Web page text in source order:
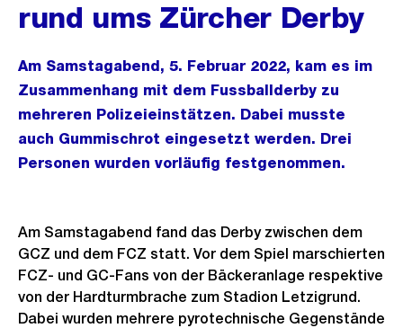
rund ums Zürcher Derby
Am Samstagabend, 5. Februar 2022, kam es im
Zusammenhang mit dem Fussballderby zu
mehreren Polizeieinstätzen. Dabei musste
auch Gummischrot eingesetzt werden. Drei
Personen wurden vorläufig festgenommen.
Am Samstagabend fand das Derby zwischen dem
GCZ und dem FCZ statt. Vor dem Spiel marschierten
FCZ- und GC-Fans von der Bäckeranlage respektive
von der Hardturmbrache zum Stadion Letzigrund.
Dabei wurden mehrere pyrotechnische Gegenstände